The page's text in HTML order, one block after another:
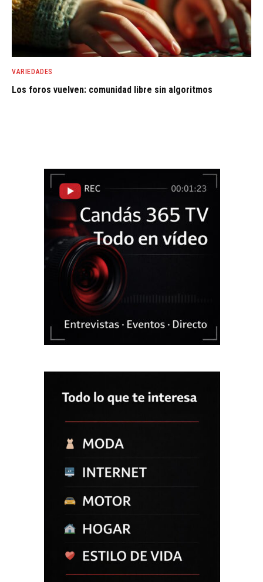
VARIEDADES
Los foros vuelven: comunidad libre sin algoritmos